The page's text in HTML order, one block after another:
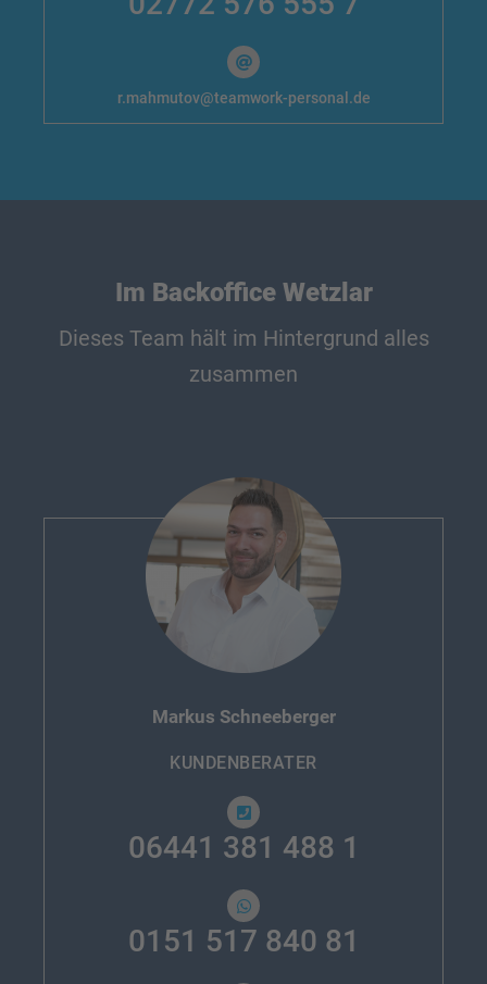
r.mahmutov@teamwork-personal.de
Im Backoffice Wetzlar
Dieses Team hält im Hintergrund alles
zusammen
Markus Schneeberger
KUNDENBERATER
06441 381 488 1
0151 517 840 81